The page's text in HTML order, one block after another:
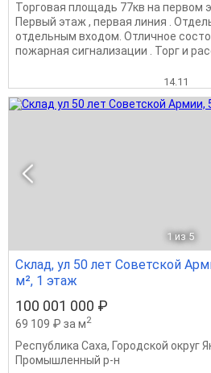
Торговая площадь 77кв на первом
Первый этаж , первая линия .
отдельным входом. Отличное
пожарная сигнализации . Торг и
14.11
1 из 5
Склад, ул 50 лет Советской
м², 1 этаж
100 001 000 ₽
69 109 ₽ за м2
Республика Саха, Городской округ
Промышленный р-н